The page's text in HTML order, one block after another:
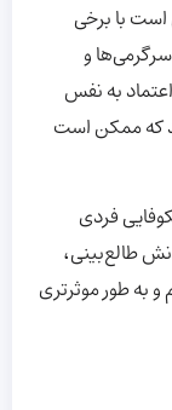
با برخی
و
به نفس
که ممکن است
فردی
طالع‌بینی،
و به طور موثرتری